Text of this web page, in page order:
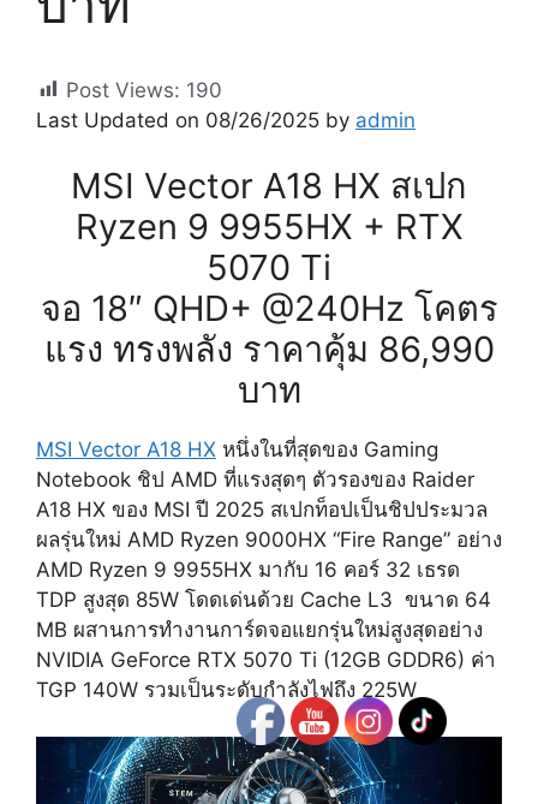
Post Views: 190
Last Updated on 08/26/2025 by admin
MSI Vector A18 HX สเปก
Ryzen 9 9955HX + RTX
5070 Ti
จอ 18″ QHD+ @240Hz โคตร
แรง ทรงพลัง ราคาคุ้ม 86,990
บาท
MSI Vector A18 HX หนึ่งในที่สุดของ Gaming
Notebook ชิป AMD ที่แรงสุดๆ ตัวรองของ Raider
A18 HX ของ MSI ปี 2025 สเปกท็อปเป็นชิปประมวล
ผลรุ่นใหม่ AMD Ryzen 9000HX “Fire Range” อย่าง
AMD Ryzen 9 9955HX มากับ 16 คอร์ 32 เธรด
TDP สูงสุด 85W โดดเด่นด้วย Cache L3 ขนาด 64
MB ผสานการทำงานการ์ดจอแยกรุ่นใหม่สูงสุดอย่าง
NVIDIA GeForce RTX 5070 Ti (12GB GDDR6) ค่า
TGP 140W รวมเป็นระดับกำลังไฟถึง 225W